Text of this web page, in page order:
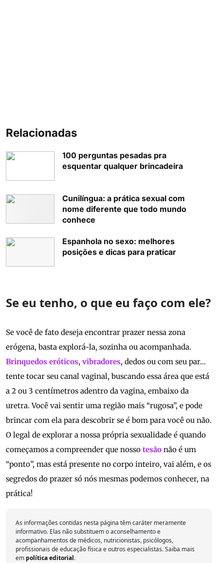
Relacionadas
100 perguntas pesadas pra
esquentar qualquer brincadeira
Cunilíngua: a prática sexual com
nome diferente que todo mundo
conhece
Espanhola no sexo: melhores
posições e dicas para praticar
Se eu tenho, o que eu faço com ele?
Se você de fato deseja encontrar prazer nessa zona
erógena, basta explorá-la, sozinha ou acompanhada.
Brinquedos eróticos, vibradores, dedos ou com seu par…
tente tocar seu canal vaginal, buscando essa área que está
a 2 ou 3 centímetros adentro da vagina, embaixo da
uretra. Você vai sentir uma região mais “rugosa”, e pode
brincar com ela para descobrir se é bom para você ou não.
O legal de explorar a nossa própria sexualidade é quando
começamos a compreender que nosso tesão não é um
“ponto”, mas está presente no corpo inteiro, vai além, e os
segredos do prazer só nós mesmas podemos conhecer, na
prática!
As informações contidas nesta página têm caráter meramente
informativo. Elas não substituem o aconselhamento e
acompanhamentos de médicos, nutricionistas, psicólogos,
profissionais de educação física e outros especialistas. Saiba mais
em política editorial.